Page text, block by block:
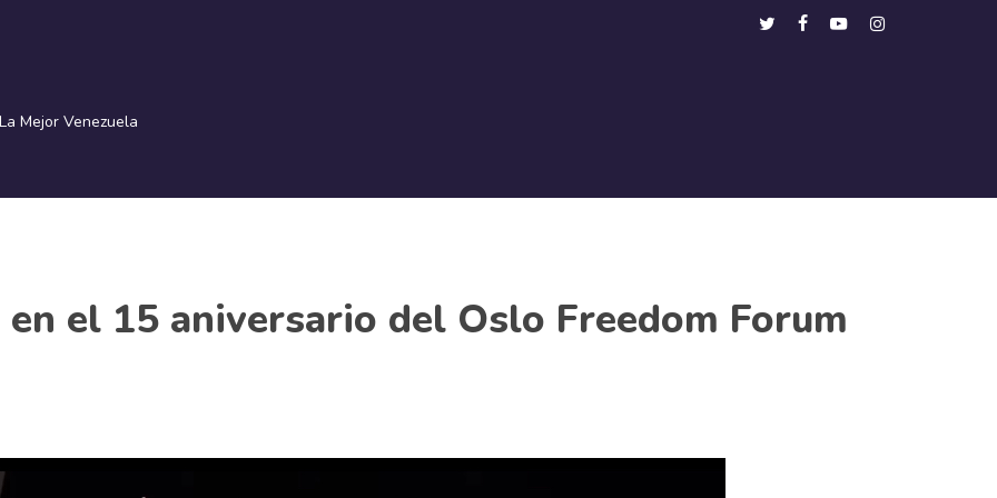
twitterfacebookyoutubeinstagram
La Mejor Venezuela
el 15 aniversario del Oslo Freedom Forum